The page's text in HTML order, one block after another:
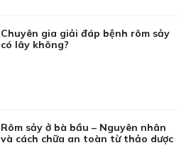
Chuyên gia giải đáp bệnh rôm sảy
có lây không?
Rôm sảy ở bà bầu – Nguyên nhân
và cách chữa an toàn từ thảo dược